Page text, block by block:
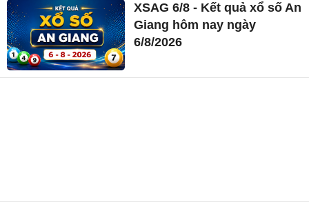
XSAG 6/8 - Kết quả xổ số An
Giang hôm nay ngày
6/8/2026